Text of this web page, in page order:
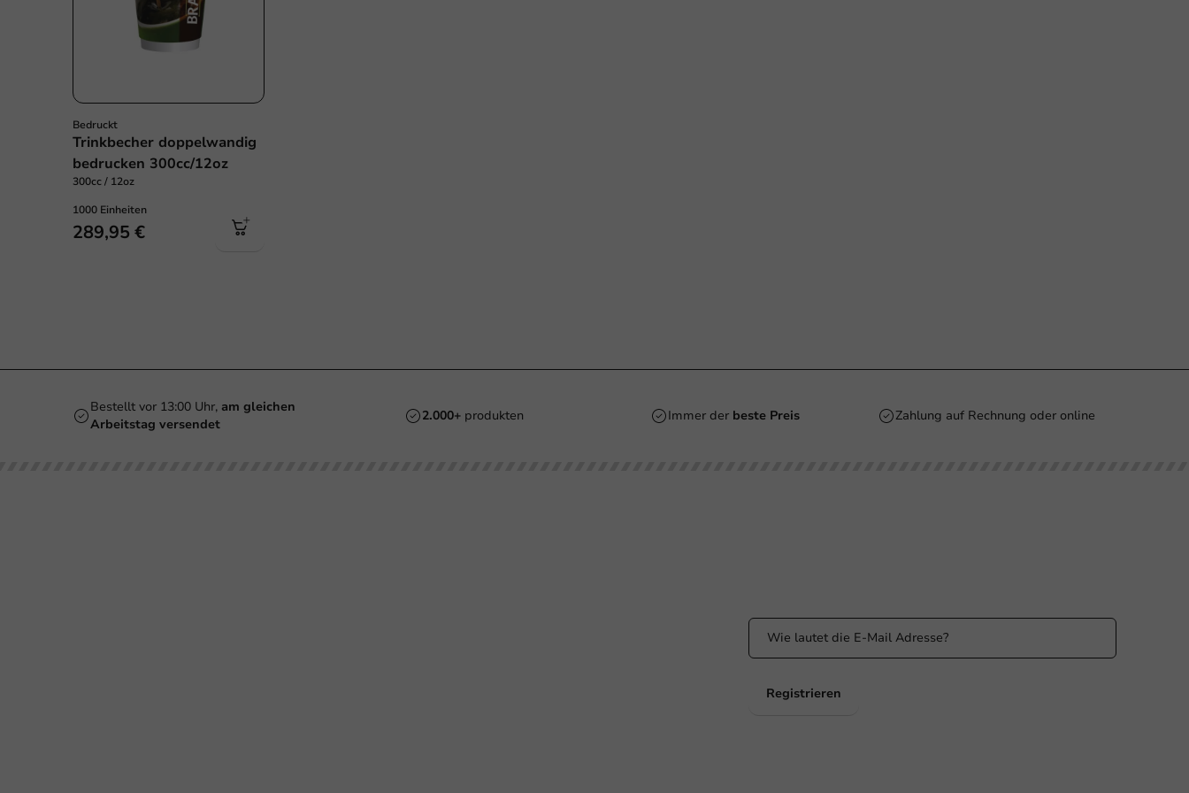
Bedruckt
Trinkbecher doppelwandig
bedrucken 300cc/12oz
300cc / 12oz
1000 Einheiten
289,95 €
Bestellt vor 13:00 Uhr, am gleichen
Arbeitstag versendet
2.000+ produkten Immer der beste Preis Zahlung auf Rechnung oder online
Registrieren